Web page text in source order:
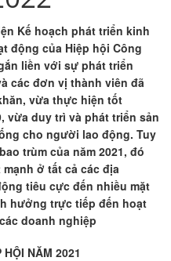
Kế hoạch phát triển kinh
động của Hiệp hội Công
liền với sự phát triển
các đơn vị thành viên đã
vừa thực hiện tốt
vừa duy trì và phát triển sản
cho người lao động. Tuy
trùm của năm 2021, đó
ở tất cả các địa
tiêu cực đến nhiều mặt
hưởng trực tiếp đến hoạt
doanh nghiệp
NĂM 2021